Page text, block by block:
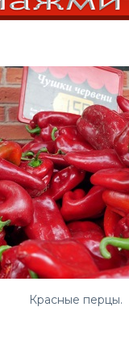
Красные перцы.